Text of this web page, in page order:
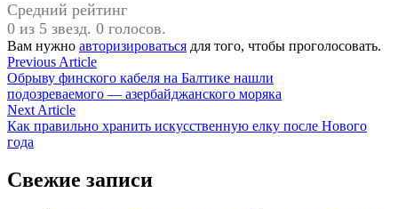
Средний рейтинг
0 из 5 звезд. 0 голосов.
Вам нужно авторизироваться для того, чтобы проголосовать.
Навигация
по
записям
Previous ArticlePrevious
article:
Обрыву финского кабеля на Балтике нашли
подозреваемого — азербайджанского моряка
Next ArticleNext
article:
Как правильно хранить искусственную елку после Нового
года
Свежие записи